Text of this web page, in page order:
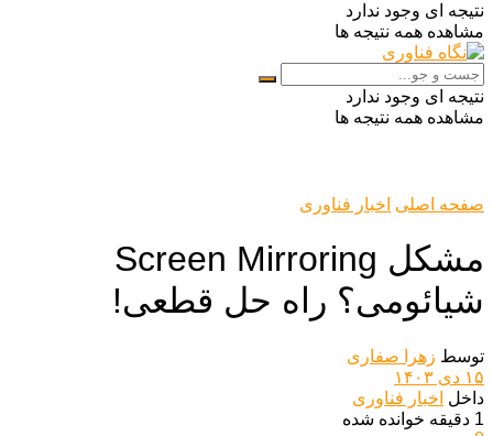
نتیجه ای وجود ندارد
مشاهده همه نتیجه ها
نتیجه ای وجود ندارد
مشاهده همه نتیجه ها
صفحه اصلی اخبار فناوری
مشکل Screen Mirroring
شیائومی؟ راه حل قطعی!
توسط زهرا صفاری
۱۵ دی ۱۴۰۳
داخل اخبار فناوری
1 دقیقه خوانده شده